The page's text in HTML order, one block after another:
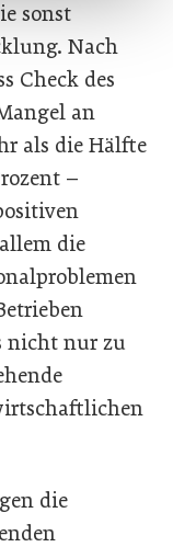
sonst
Nach
Check des
an
als die Hälfte
–
die
nicht nur zu
die